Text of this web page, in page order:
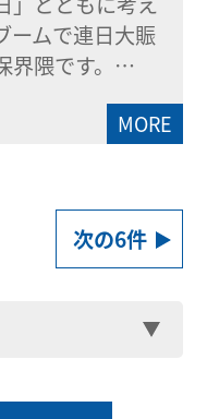
ムで連日大賑
界隈です。…
MORE
次の6件